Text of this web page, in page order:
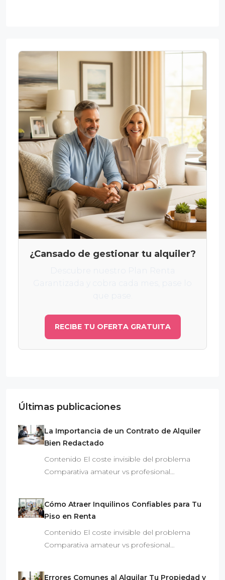
¿Cansado de gestionar tu alquiler?
RECIBE TU OFERTA GRATUITA
Últimas publicaciones
La Importancia de un Contrato de Alquiler
Bien Redactado
Contenido El coste invisible del problema
Comparativa amateur vs profesional…
Cómo Atraer Inquilinos Confiables para Tu
Piso en Renta
Contenido El coste invisible del problema
Comparativa amateur vs profesional…
Errores Comunes al Alquilar Tu Propiedad y